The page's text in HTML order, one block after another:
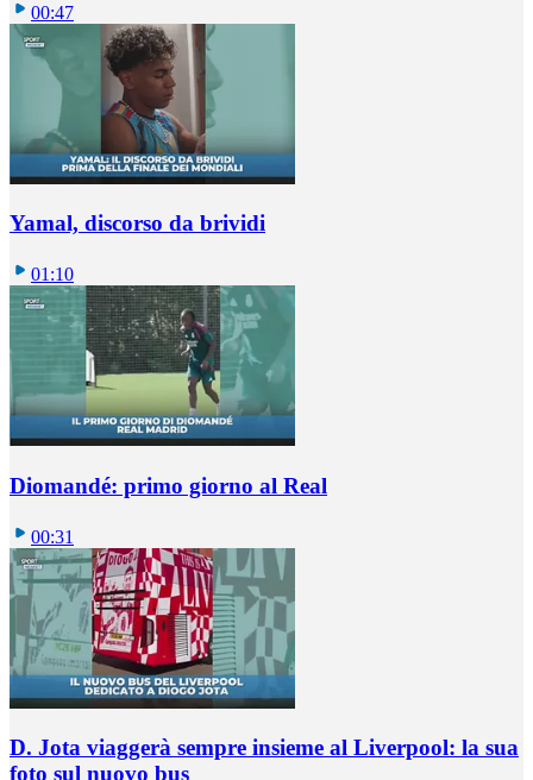
00:47
Yamal, discorso da brividi
01:10
Diomandé: primo giorno al Real
00:31
D. Jota viaggerà sempre insieme al Liverpool: la sua
foto sul nuovo bus